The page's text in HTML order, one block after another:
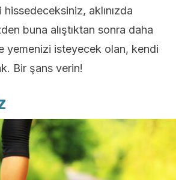
aklınızda
buna alıştıktan sonra daha
yemenizi isteyecek olan, kendi
Bir şans verin!